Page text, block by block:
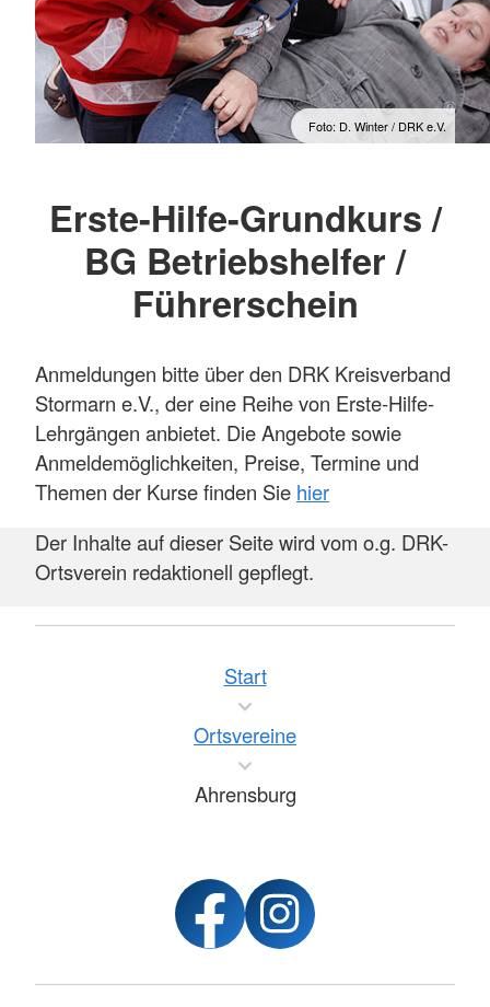
Foto: D. Winter / DRK e.V.
Erste-Hilfe-Grundkurs /
BG Betriebshelfer /
Führerschein
Anmeldungen bitte über den DRK Kreisverband
Stormarn e.V., der eine Reihe von Erste-Hilfe-
Lehrgängen anbietet. Die Angebote sowie
Anmeldemöglichkeiten, Preise, Termine und
Themen der Kurse finden Sie hier
Der Inhalte auf dieser Seite wird vom o.g. DRK-
Ortsverein redaktionell gepflegt.
Start
Ortsvereine
Ahrensburg